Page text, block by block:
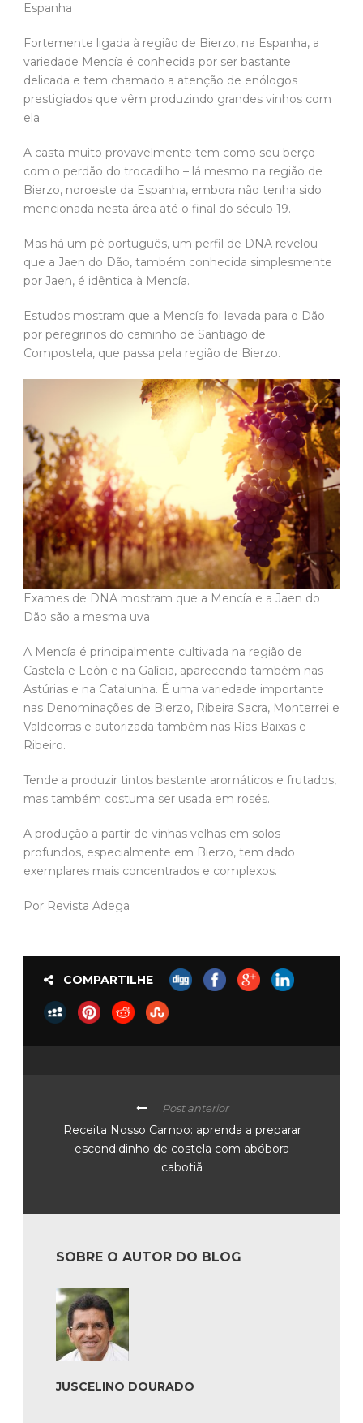
Espanha
Fortemente ligada à região de Bierzo, na Espanha, a
variedade Mencía é conhecida por ser bastante
delicada e tem chamado a atenção de enólogos
prestigiados que vêm produzindo grandes vinhos com
ela
A casta muito provavelmente tem como seu berço –
com o perdão do trocadilho – lá mesmo na região de
Bierzo, noroeste da Espanha, embora não tenha sido
mencionada nesta área até o final do século 19.
Mas há um pé português, um perfil de DNA revelou
que a Jaen do Dão, também conhecida simplesmente
por Jaen, é idêntica à Mencía.
Estudos mostram que a Mencía foi levada para o Dão
por peregrinos do caminho de Santiago de
Compostela, que passa pela região de Bierzo.
Exames de DNA mostram que a Mencía e a Jaen do
Dão são a mesma uva
A Mencía é principalmente cultivada na região de
Castela e León e na Galícia, aparecendo também nas
Astúrias e na Catalunha. É uma variedade importante
nas Denominações de Bierzo, Ribeira Sacra, Monterrei e
Valdeorras e autorizada também nas Rías Baixas e
Ribeiro.
Tende a produzir tintos bastante aromáticos e frutados,
mas também costuma ser usada em rosés.
A produção a partir de vinhas velhas em solos
profundos, especialmente em Bierzo, tem dado
exemplares mais concentrados e complexos.
Por Revista Adega
COMPARTILHE
Post anterior
Receita Nosso Campo: aprenda a preparar
escondidinho de costela com abóbora
cabotiã
SOBRE O AUTOR DO BLOG
JUSCELINO DOURADO